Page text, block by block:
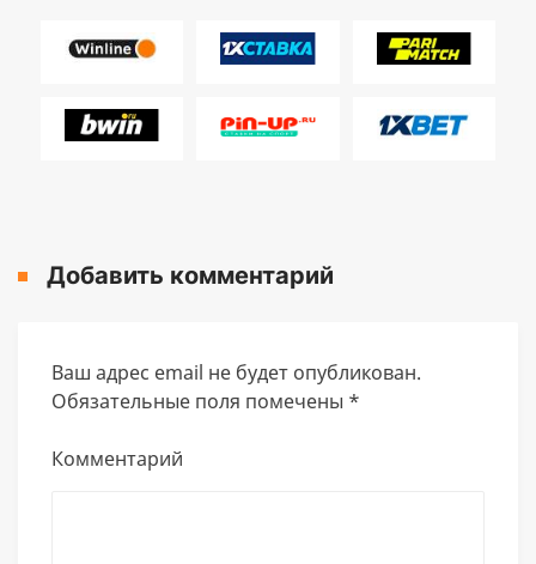
Добавить комментарий
Ваш адрес email не будет опубликован.
Обязательные поля помечены *
Комментарий